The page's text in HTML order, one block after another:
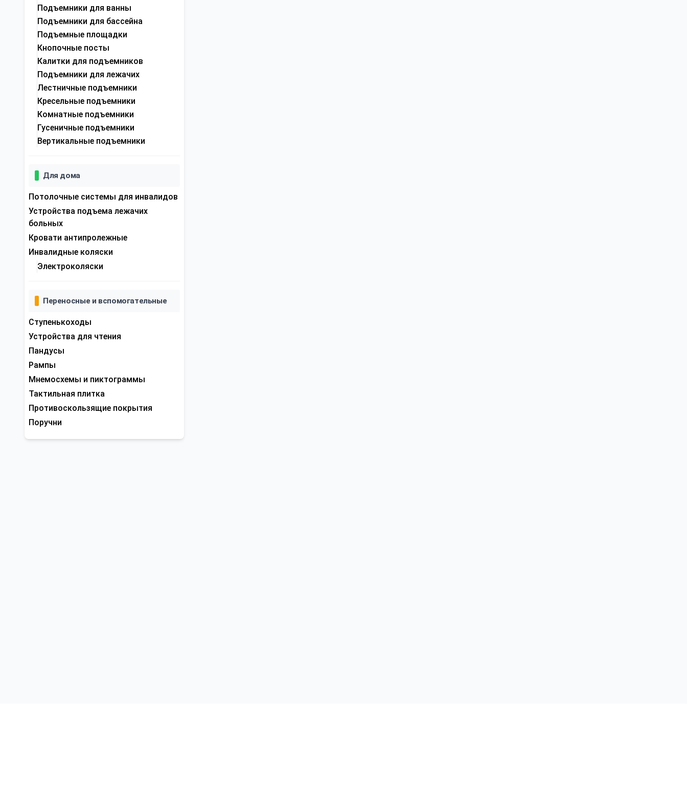
Подъемники для ванны
Подъемники для бассейна
Подъемные площадки
Кнопочные посты
Калитки для подъемников
Подъемники для лежачих
Лестничные подъемники
Кресельные подъемники
Комнатные подъемники
Гусеничные подъемники
Вертикальные подъемники
Для дома
Потолочные системы для инвалидов
Устройства подъема лежачих
больных
Кровати антипролежные
Инвалидные коляски
Электроколяски
Переносные и вспомогательные
Ступенькоходы
Устройства для чтения
Пандусы
Рампы
Мнемосхемы и пиктограммы
Тактильная плитка
Противоскользящие покрытия
Поручни